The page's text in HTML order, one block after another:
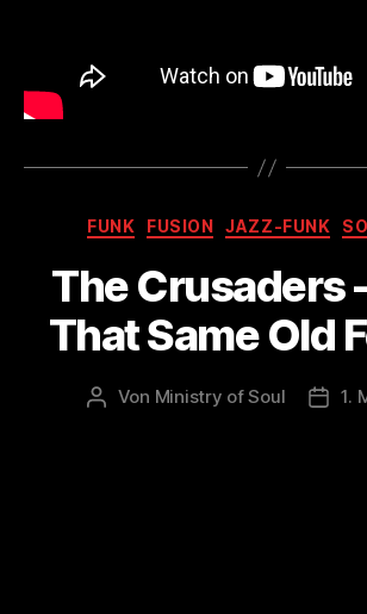
FUNK FUSION JAZZ-FUNK
The Crusaders
That Same Old
Beitragsautor
Von Ministry of Soul 1.